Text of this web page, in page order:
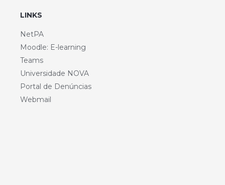
LINKS
NetPA
Moodle: E-learning
Teams
Universidade NOVA
Portal de Denúncias
Webmail